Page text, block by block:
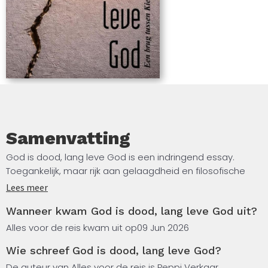
voor iedereen die God verloor, maar niet wat hem
mens maakt. Met begeleidende website.
Samenvatting
God is dood, lang leve God is een indringend essay.
Toegankelijk, maar rijk aan gelaagdheid en filosofische
diepgang, over wat er gebeurt wanneer oude
betekenis blijft. Voor velen betekent het afscheid van
God geen onverschilligheid, maar ernst.
Vaak zijn het juist degenen die diep religieus gevormd zijn,
Lees meer
Wanneer kwam God is dood, lang leve God uit?
Alles voor de reis kwam uit op09 Jun 2026
Wie schreef God is dood, lang leve God?